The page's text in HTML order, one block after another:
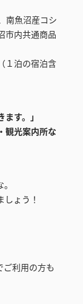
南魚沼産コシ
市内共通商品
１泊の宿泊含
す。」
観光案内所な
ょう！
ご利用の方も